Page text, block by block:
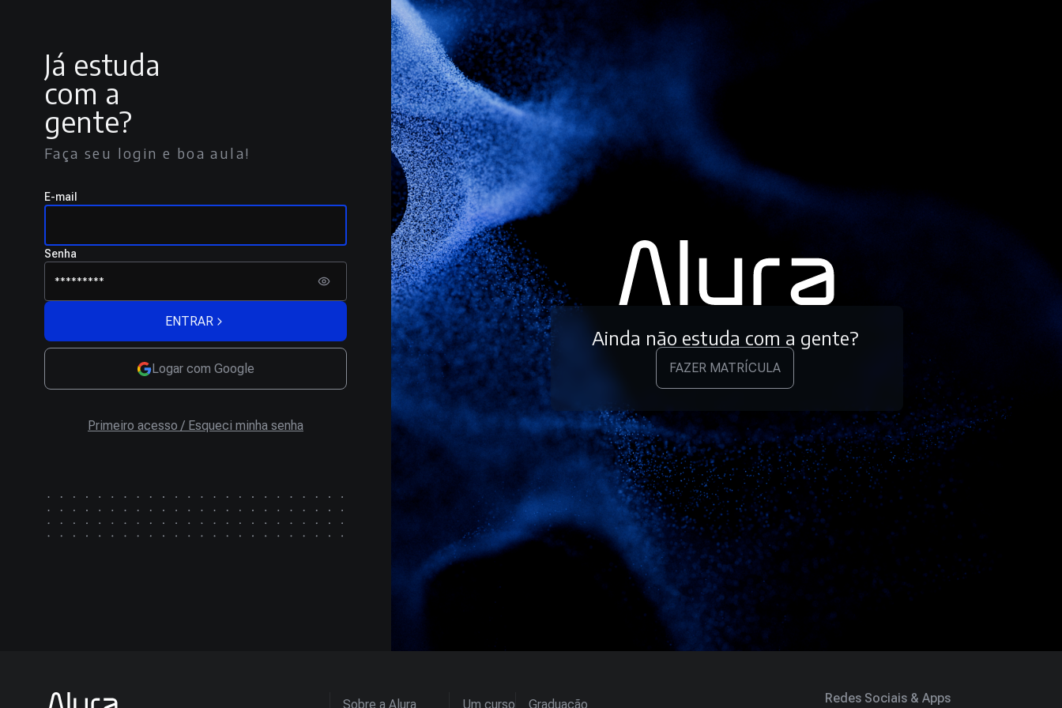
Já estuda
com a
gente?
Faça seu login e boa aula!
E-mail
Senha
ENTRAR
Logar com Google
Primeiro acesso / Esqueci minha senha
Ainda não estuda com a gente?
FAZER MATRÍCULA
Sobre a Alura Um curso Graduação Redes Sociais & Apps